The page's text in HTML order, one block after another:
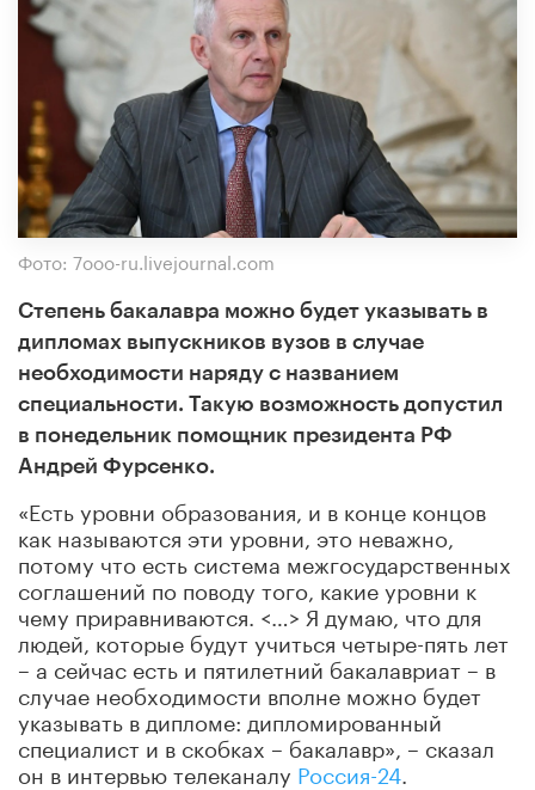
Фото: 7ooo-ru.livejournal.com
Степень бакалавра можно будет указывать в
дипломах выпускников вузов в случае
необходимости наряду с названием
специальности. Такую возможность допустил
в понедельник помощник президента РФ
Андрей Фурсенко.
«Есть уровни образования, и в конце концов
как называются эти уровни, это неважно,
потому что есть система межгосударственных
соглашений по поводу того, какие уровни к
чему приравниваются. <…> Я думаю, что для
людей, которые будут учиться четыре-пять лет
– а сейчас есть и пятилетний бакалавриат – в
случае необходимости вполне можно будет
указывать в дипломе: дипломированный
специалист и в скобках – бакалавр», – сказал
он в интервью телеканалу Россия-24